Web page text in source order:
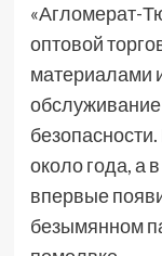
«Агломерат-
оптовой
материалами
около года, а
впервые
безымянном